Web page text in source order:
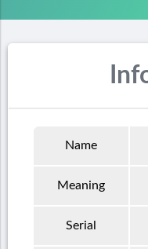
Name
Meaning
Serial